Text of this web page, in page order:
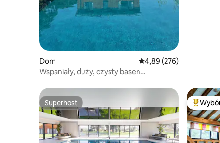
Dom Średnia ocena: 4,89 na
4,89 (276)
Wspaniały, duży, czysty basen
okolicę
Superhost
Superhost